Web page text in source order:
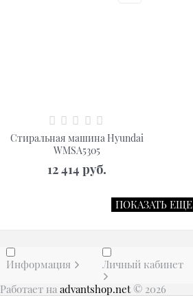
Стиральная машина Hyundai
WMSA5305
12 414 руб.
ПОКАЗАТЬ ЕЩЕ
Информация
Личный кабинет
Работает на advantshop.net © 2026